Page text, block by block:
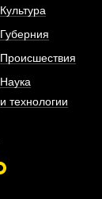
Культура
Губерния
Происшествия
Наука
и технологии